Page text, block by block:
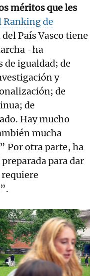
méritos que les
Ranking de
País Vasco tiene
-ha
igualdad; de
y
de
de
Hay mucho
mucha
Por otra parte, ha
para dar